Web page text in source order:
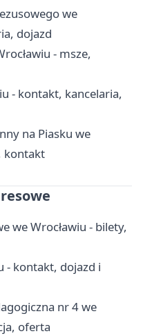
we
dojazd
- msze,
- kontakt, kancelaria,
na Piasku we
kontakt
we Wrocławiu - bilety,
- kontakt, dojazd i
nr 4 we
oferta